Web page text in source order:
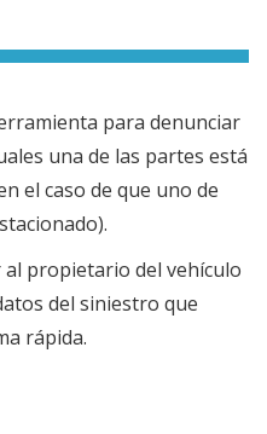
para denunciar
una de las partes está
el caso de que uno de
propietario del vehículo
del siniestro que
rápida.